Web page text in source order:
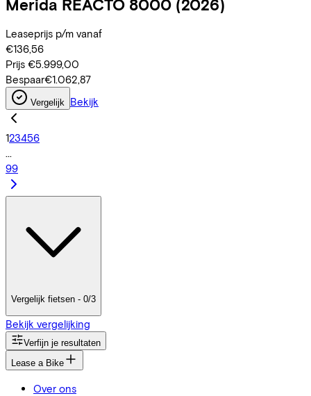
Merida REACTO 8000 (2026)
Leaseprijs p/m vanaf
€136,56
Prijs €5.999,00
Bespaar€1.062,87
Vergelijk Bekijk
123456
...
99
Vergelijk fietsen - 0/3
Bekijk vergelijking
Verfijn je resultaten
Lease a Bike
Over ons